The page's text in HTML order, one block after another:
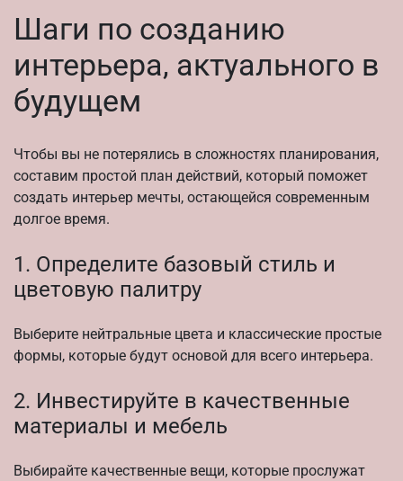
Шаги по созданию
интерьера, актуального в
будущем
Чтобы вы не потерялись в сложностях планирования,
составим простой план действий, который поможет
создать интерьер мечты, остающейся современным
долгое время.
1. Определите базовый стиль и
цветовую палитру
Выберите нейтральные цвета и классические простые
формы, которые будут основой для всего интерьера.
2. Инвестируйте в качественные
материалы и мебель
Выбирайте качественные вещи, которые прослужат